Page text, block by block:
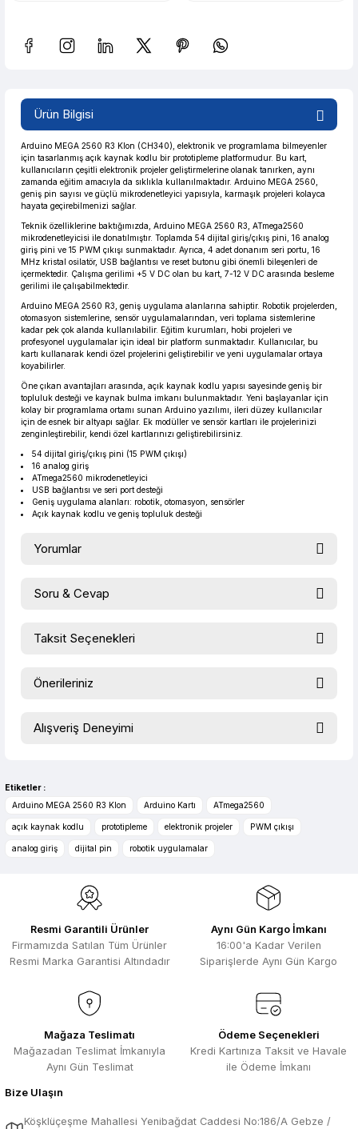
Ürün Bilgisi
Arduino MEGA 2560 R3 Klon (CH340), elektronik ve programlama bilmeyenler
için tasarlanmış açık kaynak kodlu bir prototipleme platformudur. Bu kart,
kullanıcıların çeşitli elektronik projeler geliştirmelerine olanak tanırken, aynı
zamanda eğitim amacıyla da sıklıkla kullanılmaktadır. Arduino MEGA 2560,
geniş pin sayısı ve güçlü mikrodenetleyici yapısıyla, karmaşık projeleri kolayca
hayata geçirebilmenizi sağlar.
Teknik özelliklerine baktığımızda, Arduino MEGA 2560 R3, ATmega2560
mikrodenetleyicisi ile donatılmıştır. Toplamda 54 dijital giriş/çıkış pini, 16 analog
giriş pini ve 15 PWM çıkışı sunmaktadır. Ayrıca, 4 adet donanım seri portu, 16
MHz kristal osilatör, USB bağlantısı ve reset butonu gibi önemli bileşenleri de
içermektedir. Çalışma gerilimi +5 V DC olan bu kart, 7-12 V DC arasında besleme
gerilimi ile çalışabilmektedir.
Arduino MEGA 2560 R3, geniş uygulama alanlarına sahiptir. Robotik projelerden,
otomasyon sistemlerine, sensör uygulamalarından, veri toplama sistemlerine
kadar pek çok alanda kullanılabilir. Eğitim kurumları, hobi projeleri ve
profesyonel uygulamalar için ideal bir platform sunmaktadır. Kullanıcılar, bu
kartı kullanarak kendi özel projelerini geliştirebilir ve yeni uygulamalar ortaya
koyabilirler.
Öne çıkan avantajları arasında, açık kaynak kodlu yapısı sayesinde geniş bir
topluluk desteği ve kaynak bulma imkanı bulunmaktadır. Yeni başlayanlar için
kolay bir programlama ortamı sunan Arduino yazılımı, ileri düzey kullanıcılar
için de esnek bir altyapı sağlar. Ek modüller ve sensör kartları ile projelerinizi
zenginleştirebilir, kendi özel kartlarınızı geliştirebilirsiniz.
54 dijital giriş/çıkış pini (15 PWM çıkışı)
16 analog giriş
ATmega2560 mikrodenetleyici
USB bağlantısı ve seri port desteği
Geniş uygulama alanları: robotik, otomasyon, sensörler
Açık kaynak kodlu ve geniş topluluk desteği
Yorumlar
Soru & Cevap
Taksit Seçenekleri
Önerileriniz
konularda yetersiz gördüğünüz noktaları öneri formunu
Ürün resmi kalitesiz, bozuk veya görüntülenemiyor.
Ürün açıklamasında eksik bilgiler bulunuyor.
Ürün bilgilerinde hatalar bulunuyor.
Bu ürüne benzer farklı alternatifler olmalı.
Alışveriş Deneyimi
Selim Toprak | 04/08/2026
Zengin ürün çesidi ve belirli marka
bulunuyor. Özellikle unit ,prolink ,gibi
ürünlerin ithalatçısı olması hasebi ile
Selim Toprak | 29/07/2026
Kısa sürede geldi. Ürünler de iyi
sarılmıştı. Gayet iyi
Ali Salih Yıldız | 10/07/2026
Hızlı sipariş ve güvenli paketleme için
çok teşekkürler ediyorum
F... D... | 06/07/2026
Makine çok iyi herkese tavsiye
Etiketler :
Arduino MEGA 2560 R3 Klon
Arduino Kartı ATmega2560
açık kaynak kodlu prototipleme elektronik projeler PWM çıkışı
analog giriş dijital pin robotik uygulamalar
Resmi Garantili Ürünler
Firmamızda Satılan Tüm Ürünler
Resmi Marka Garantisi Altındadır
Aynı Gün Kargo İmkanı
16:00'a Kadar Verilen
Siparişlerde Aynı Gün Kargo
Mağaza Teslimatı
Mağazadan Teslimat İmkanıyla
Aynı Gün Teslimat
Ödeme Seçenekleri
Kredi Kartınıza Taksit ve Havale
ile Ödeme İmkanı
Bize Ulaşın
Köşklüçeşme Mahallesi Yenibağdat Caddesi No:186/A Gebze /